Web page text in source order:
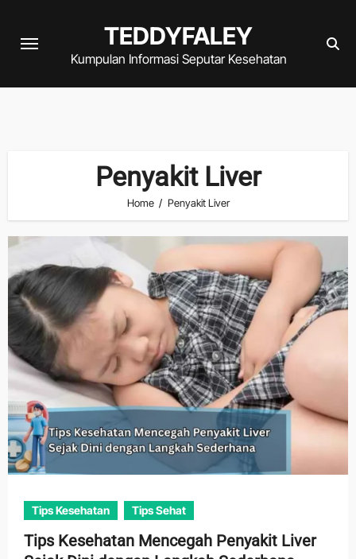
TEDDYFALEY
Kumpulan Informasi Seputar Kesehatan
Penyakit Liver
Home Penyakit Liver
Tips Kesehatan Tips Sehat
Tips Kesehatan Mencegah Penyakit Liver